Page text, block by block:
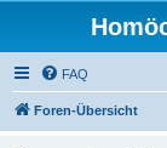
FAQ
Foren-Übersicht